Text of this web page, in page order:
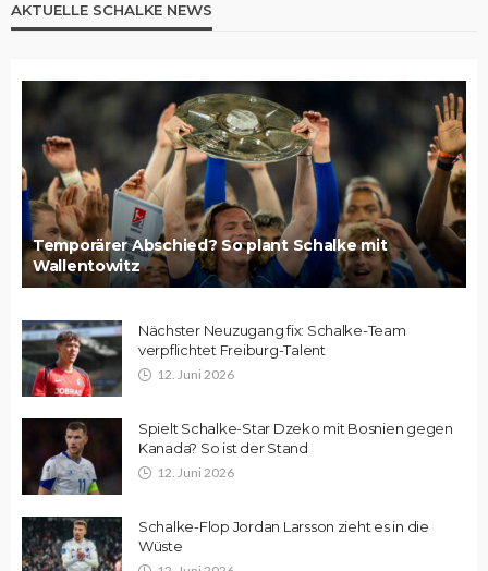
AKTUELLE SCHALKE NEWS
Temporärer Abschied? So plant Schalke mit
Wallentowitz
Nächster Neuzugang fix: Schalke-Team
verpflichtet Freiburg-Talent
12. Juni 2026
Spielt Schalke-Star Dzeko mit Bosnien gegen
Kanada? So ist der Stand
12. Juni 2026
Schalke-Flop Jordan Larsson zieht es in die
Wüste